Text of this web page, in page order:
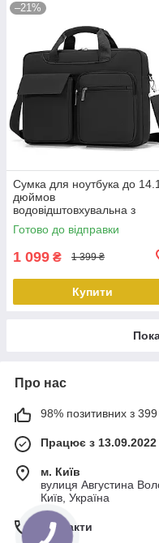
–21%
Сумка для ноутбука до 14.1
дюймов
водовідштовхувальна з
амортизуючим відділенням і
ремінцем через плече
Готово до відправки
1 099 ₴ 1 399 ₴
Купити
Про нас
98% позитивних з 399
Працює з 13.09.2022
м. Київ
вулиця Августина
Київ, Україна
Контакти